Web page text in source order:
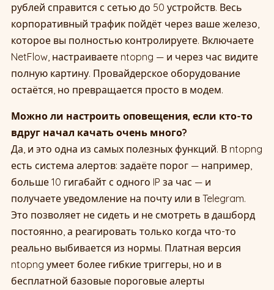
рублей справится с сетью до 50 устройств. Весь
корпоративный трафик пойдёт через ваше железо,
которое вы полностью контролируете. Включаете
NetFlow, настраиваете ntopng — и через час видите
полную картину. Провайдерское оборудование
остаётся, но превращается просто в модем.
Можно ли настроить оповещения, если кто-то
вдруг начал качать очень много?
Да, и это одна из самых полезных функций. В ntopng
есть система алертов: задаёте порог — например,
больше 10 гигабайт с одного IP за час — и
получаете уведомление на почту или в Telegram.
Это позволяет не сидеть и не смотреть в дашборд
постоянно, а реагировать только когда что-то
реально выбивается из нормы. Платная версия
ntopng умеет более гибкие триггеры, но и в
бесплатной базовые пороговые алерты